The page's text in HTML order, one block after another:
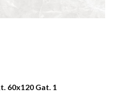
60x120 Gat. 1